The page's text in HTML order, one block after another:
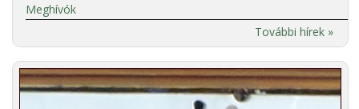
Meghívók
További hírek »